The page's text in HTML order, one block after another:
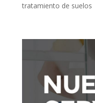
tratamiento de suelos